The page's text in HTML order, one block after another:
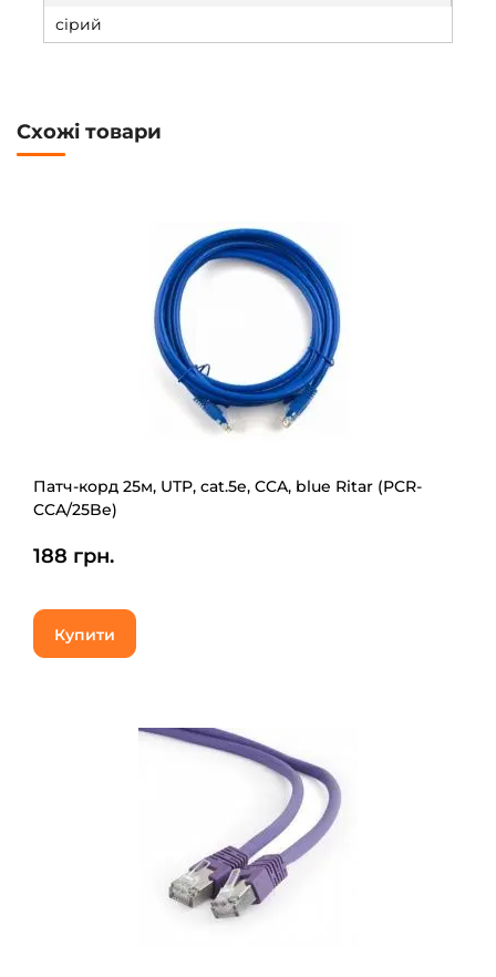
сірий
Схожі товари
Патч-корд 25м, UTP, cat.5e, CCA, blue Ritar (PCR-
CCA/25Be)
188 грн.
Купити